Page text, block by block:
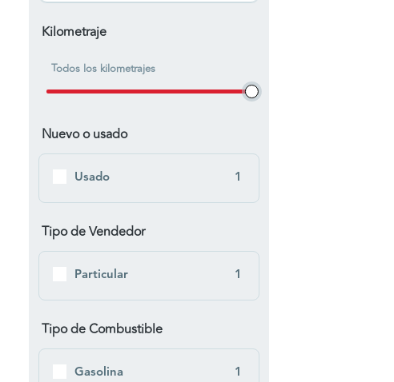
Kilometraje
Todos los kilometrajes
Nuevo o usado
Usado 1
Tipo de Vendedor
Particular 1
Tipo de Combustible
Gasolina 1